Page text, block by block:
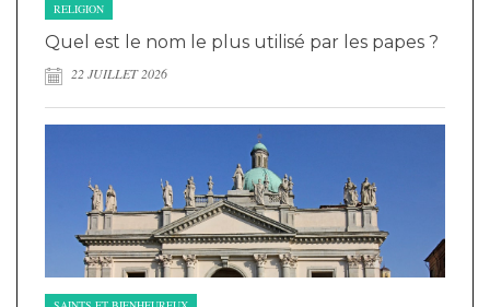
RELIGION
Quel est le nom le plus utilisé par les papes ?
22 JUILLET 2026